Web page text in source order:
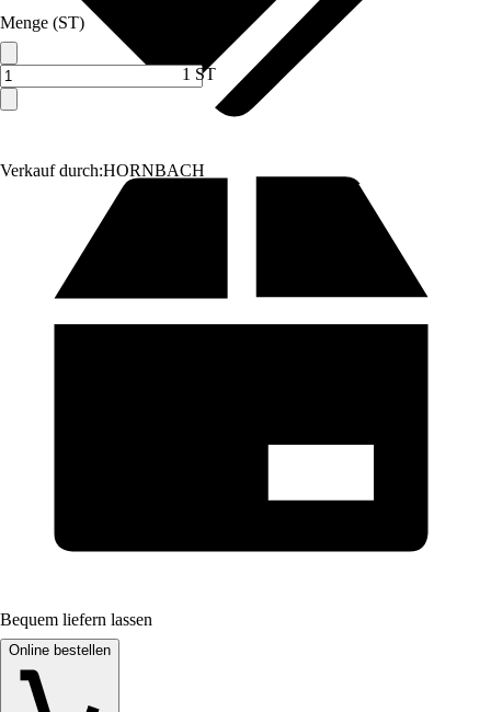
Verkauf durch:HORNBACH
Menge (ST)
1 ST
Bequem liefern lassen
Online bestellen